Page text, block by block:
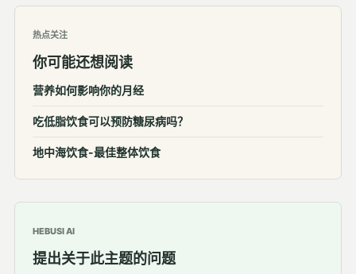
热点关注
你可能还想阅读
营养如何影响你的月经
吃低脂饮食可以预防糖尿病吗？
地中海饮食-最佳整体饮食
HEBUSI AI
提出关于此主题的问题